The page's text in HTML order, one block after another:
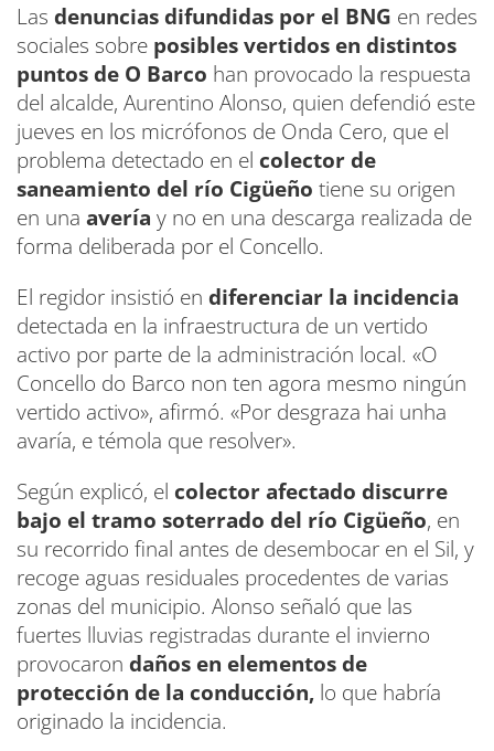
Las denuncias difundidas por el BNG en redes
sociales sobre posibles vertidos en distintos
puntos de O Barco han provocado la respuesta
del alcalde, Aurentino Alonso, quien defendió este
jueves en los micrófonos de Onda Cero, que el
problema detectado en el colector de
saneamiento del río Cigüeño tiene su origen
en una avería y no en una descarga realizada de
forma deliberada por el Concello.
El regidor insistió en diferenciar la incidencia
detectada en la infraestructura de un vertido
activo por parte de la administración local. «O
Concello do Barco non ten agora mesmo ningún
vertido activo», afirmó. «Por desgraza hai unha
avaría, e témola que resolver».
Según explicó, el colector afectado discurre
bajo el tramo soterrado del río Cigüeño, en
su recorrido final antes de desembocar en el Sil, y
recoge aguas residuales procedentes de varias
zonas del municipio. Alonso señaló que las
fuertes lluvias registradas durante el invierno
provocaron daños en elementos de
protección de la conducción, lo que habría
originado la incidencia.